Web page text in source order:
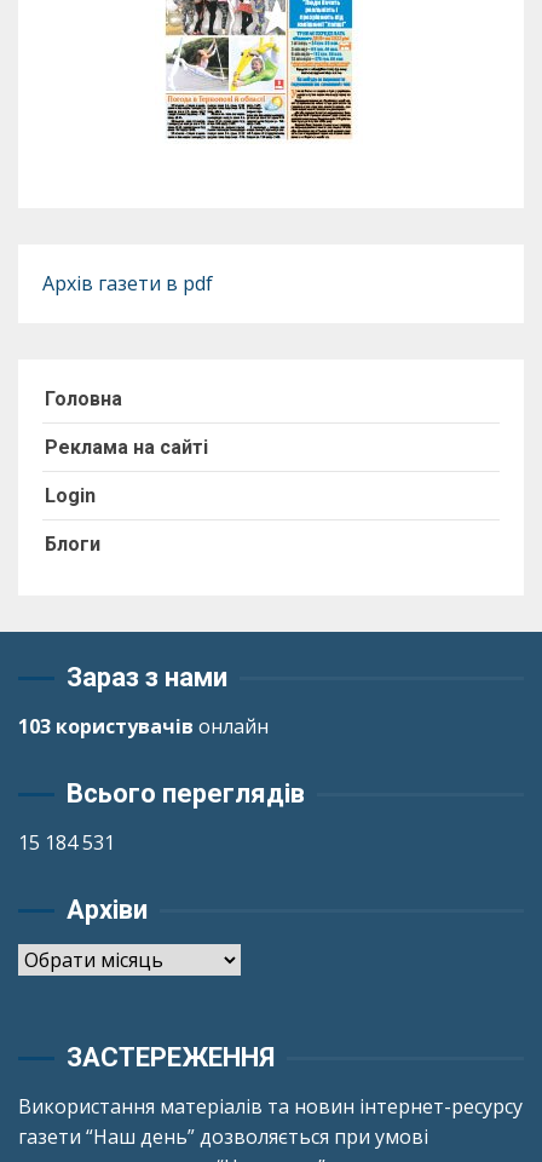
Архів газети в pdf
Головна
Реклама на сайті
Login
Блоги
Зараз з нами
103 користувачів онлайн
Всього переглядів
15 184 531
Архіви
Архіви
ЗАСТЕРЕЖЕННЯ
Використання матеріалів та новин інтернет-ресурсу
газети “Наш день” дозволяється при умові